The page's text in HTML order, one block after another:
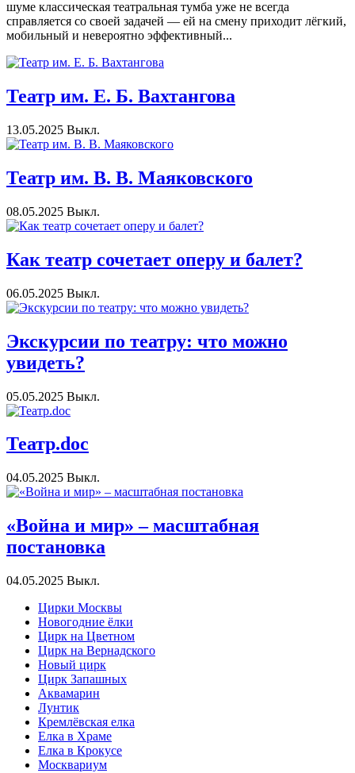
шуме классическая театральная тумба уже не всегда
справляется со своей задачей — ей на смену приходит лёгкий,
мобильный и невероятно эффективный...
Театр им. Е. Б. Вахтангова
13.05.2025 Выкл.
Театр им. В. В. Маяковского
08.05.2025 Выкл.
Как театр сочетает оперу и балет?
06.05.2025 Выкл.
Экскурсии по театру: что можно
увидеть?
05.05.2025 Выкл.
Театр.doc
04.05.2025 Выкл.
«Война и мир» – масштабная
постановка
04.05.2025 Выкл.
Цирки Москвы
Новогодние ёлки
Цирк на Цветном
Цирк на Вернадского
Новый цирк
Цирк Запашных
Аквамарин
Лунтик
Кремлёвская елка
Елка в Храме
Елка в Крокусе
Москвариум